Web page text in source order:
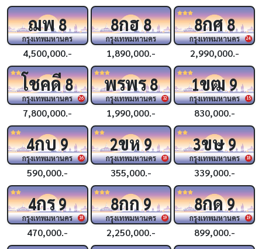
ฌพ8
กรุงเทพมหานคร
4,500,000.-
8กฮ8
กรุงเทพมหานคร
1,890,000.-
24
8กศ8
กรุงเทพมหานคร
2,990,000.-
26
โชคดี8
กรุงเทพมหานคร
7,800,000.-
32
พรพร8
กรุงเทพมหานคร
1,990,000.-
15
1ขฒ9
กรุงเทพมหานคร
830,000.-
16
4กบ9
กรุงเทพมหานคร
590,000.-
18
2ขห9
กรุงเทพมหานคร
355,000.-
18
3ขษ9
กรุงเทพมหานคร
339,000.-
18
4กร9
กรุงเทพมหานคร
470,000.-
19
8กก9
กรุงเทพมหานคร
2,250,000.-
19
8กด9
กรุงเทพมหานคร
899,000.-